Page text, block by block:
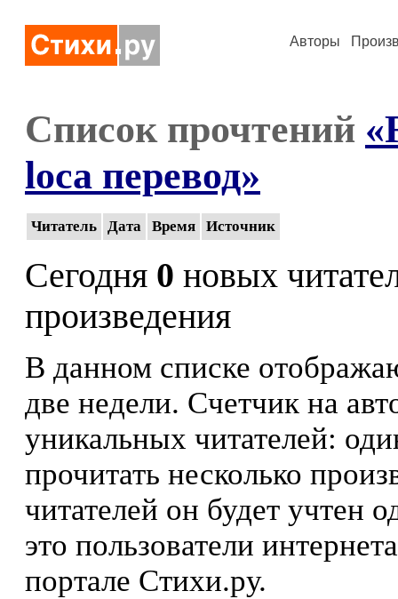
Авторы
Список прочтений
loca перевод»
Читатель Дата Время Источник
Сегодня 0 новых
произведения
В данном списке
две недели. Счетчик на
уникальных читателей:
прочитать несколько
читателей он будет учтен
это пользователи
портале Стихи.ру.